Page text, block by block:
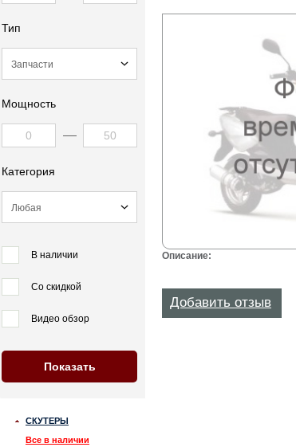
Тип
Мощность
Категория
В наличии
Со скидкой
Видео обзор
СКУТЕРЫ
Все в наличии
Описание:
Добавить отзыв